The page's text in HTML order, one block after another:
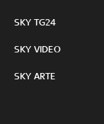
SKY TG24
SKY VIDEO
SKY ARTE